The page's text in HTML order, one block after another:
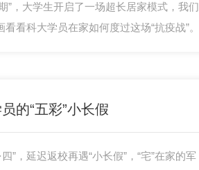
”，大学生开启了一场超长居家模式，我们
看科大学员在家如何度过这场“抗疫战”。
的“五彩”小长假
四”，延迟返校再遇“小长假”，“宅”在家的军